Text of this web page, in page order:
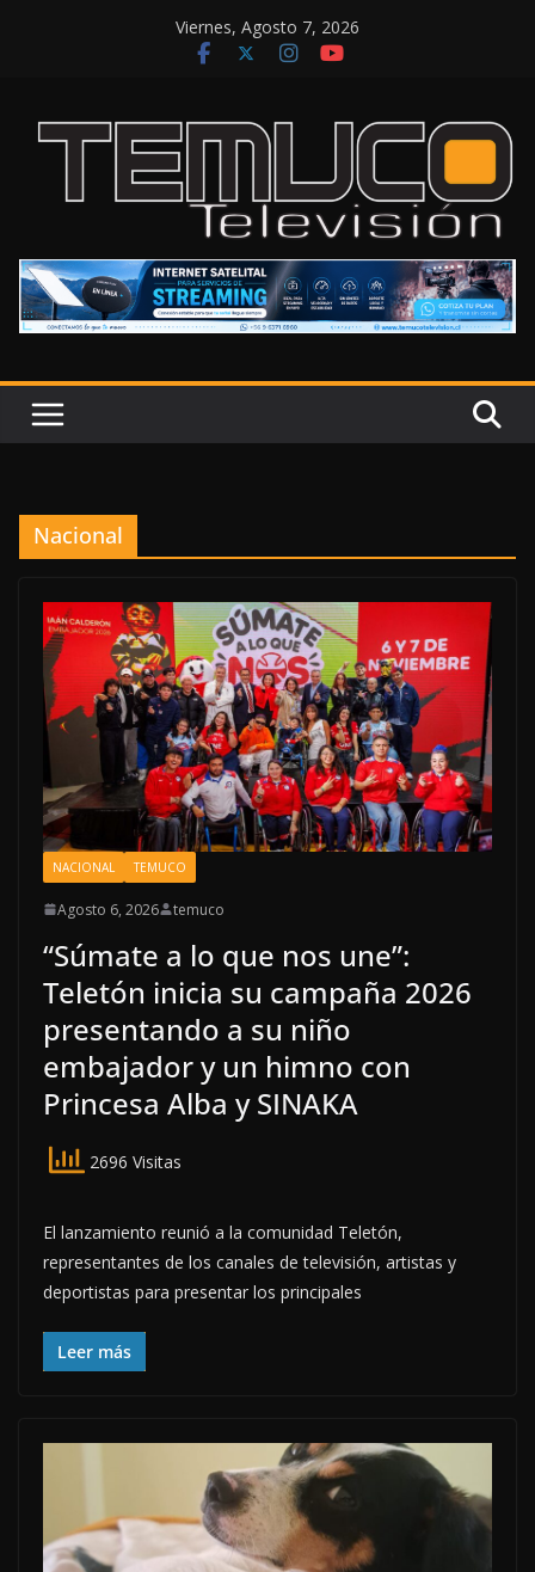
Viernes, Agosto 7, 2026
Nacional
NACIONAL TEMUCO
Agosto 6, 2026 temuco
“Súmate a lo que nos une”:
Teletón inicia su campaña 2026
presentando a su niño
embajador y un himno con
Princesa Alba y SINAKA
2696 Visitas
El lanzamiento reunió a la comunidad Teletón,
representantes de los canales de televisión, artistas y
deportistas para presentar los principales
Leer más